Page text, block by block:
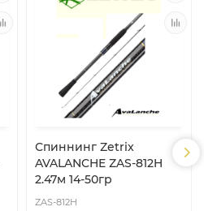
Спиннинг Zetrix
AVALANCHE ZAS-812H
2.47м 14-50гр
ZAS-812H